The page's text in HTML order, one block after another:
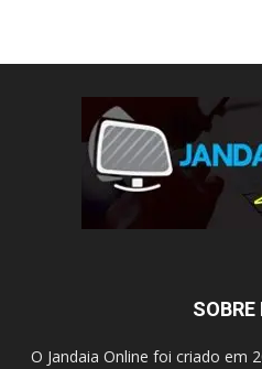
SOBRE
O Jandaia Online foi criado em